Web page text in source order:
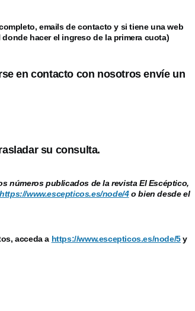
emails de contacto y si tiene una web
hacer el ingreso de la primera cuota)
en contacto con nosotros envíe un
su consulta.
números publicados de la revista El Escéptico,
https://www.escepticos.es/node/4o bien desde el
acceda a https://www.escepticos.es/node/5y